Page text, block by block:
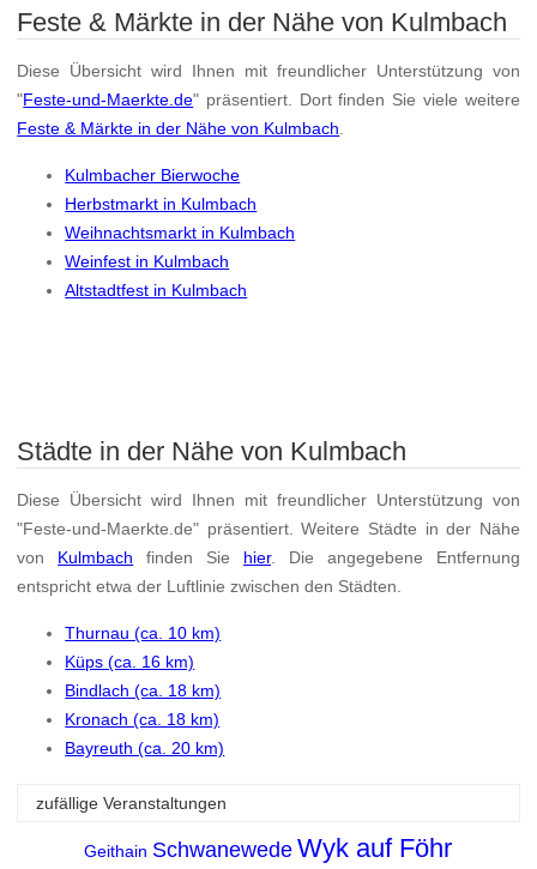
Feste & Märkte in der Nähe von Kulmbach
Diese Übersicht wird Ihnen mit freundlicher Unterstützung von
"Feste-und-Maerkte.de" präsentiert. Dort finden Sie viele weitere
Feste & Märkte in der Nähe von Kulmbach.
Kulmbacher Bierwoche
Herbstmarkt in Kulmbach
Weihnachtsmarkt in Kulmbach
Weinfest in Kulmbach
Altstadtfest in Kulmbach
Städte in der Nähe von Kulmbach
Diese Übersicht wird Ihnen mit freundlicher Unterstützung von
"Feste-und-Maerkte.de" präsentiert. Weitere Städte in der Nähe
von Kulmbach finden Sie hier. Die angegebene Entfernung
entspricht etwa der Luftlinie zwischen den Städten.
Thurnau (ca. 10 km)
Küps (ca. 16 km)
Bindlach (ca. 18 km)
Kronach (ca. 18 km)
Bayreuth (ca. 20 km)
zufällige Veranstaltungen
Geithain Schwanewede Wyk auf Föhr